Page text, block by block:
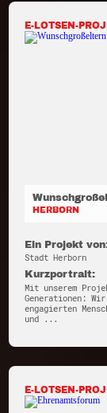
E-LOTSEN-
HERBORN
Ein Projekt
Stadt Herborn
Kurzportrait:
Mit unserem
Generationen:
engagierten
und ...
E-LOTSEN-